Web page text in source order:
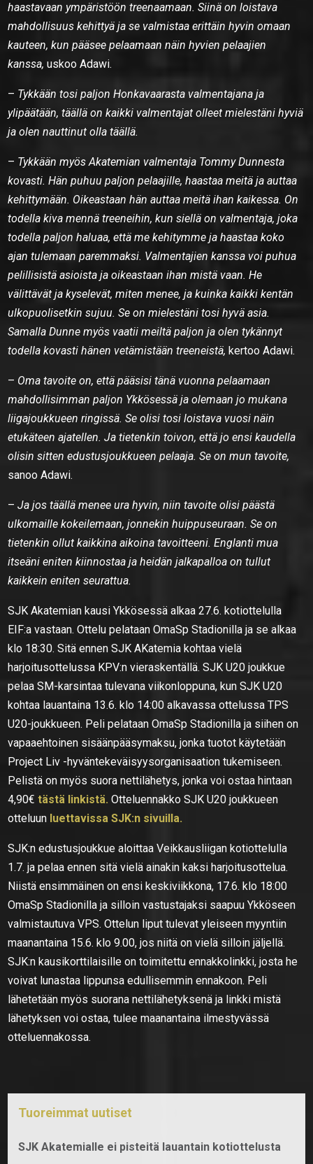
haastavaan ympäristöön treenaamaan. Siinä on loistava
mahdollisuus kehittyä ja se valmistaa erittäin hyvin omaan
kauteen, kun pääsee pelaamaan näin hyvien pelaajien
kanssa, uskoo Adawi.
– Tykkään tosi paljon Honkavaarasta valmentajana ja
ylipäätään, täällä on kaikki valmentajat olleet mielestäni hyviä
ja olen nauttinut olla täällä.
– Tykkään myös Akatemian valmentaja Tommy Dunnesta
kovasti. Hän puhuu paljon pelaajille, haastaa meitä ja auttaa
kehittymään. Oikeastaan hän auttaa meitä ihan kaikessa. On
todella kiva mennä treeneihin, kun siellä on valmentaja, joka
todella paljon haluaa, että me kehitymme ja haastaa koko
ajan tulemaan paremmaksi. Valmentajien kanssa voi puhua
pelillisistä asioista ja oikeastaan ihan mistä vaan. He
välittävät ja kyselevät, miten menee, ja kuinka kaikki kentän
ulkopuolisetkin sujuu. Se on mielestäni tosi hyvä asia.
Samalla Dunne myös vaatii meiltä paljon ja olen tykännyt
todella kovasti hänen vetämistään treeneistä, kertoo Adawi.
– Oma tavoite on, että pääsisi tänä vuonna pelaamaan
mahdollisimman paljon Ykkösessä ja olemaan jo mukana
liigajoukkueen ringissä. Se olisi tosi loistava vuosi näin
etukäteen ajatellen. Ja tietenkin toivon, että jo ensi kaudella
olisin sitten edustusjoukkueen pelaaja. Se on mun tavoite,
sanoo Adawi.
–Ja jos täällä menee ura hyvin, niin tavoite olisi päästä
ulkomaille kokeilemaan, jonnekin huippuseuraan. Se on
tietenkin ollut kaikkina aikoina tavoitteeni. Englanti mua
itseäni eniten kiinnostaa ja heidän jalkapalloa on tullut
kaikkein eniten seurattua.
SJK Akatemian kausi Ykkösessä alkaa 27.6. kotiottelulla
EIF:a vastaan. Ottelu pelataan OmaSp Stadionilla ja se alkaa
klo 18:30. Sitä ennen SJK AKatemia kohtaa vielä
harjoitusottelussa KPV:n vieraskentällä. SJK U20 joukkue
pelaa SM-karsintaa tulevana viikonloppuna, kun SJK U20
kohtaa lauantaina 13.6. klo 14:00 alkavassa ottelussa TPS
U20-joukkueen. Peli pelataan OmaSp Stadionilla ja siihen on
vapaaehtoinen sisäänpääsymaksu, jonka tuotot käytetään
Project Liv -hyväntekeväisyysorganisaation tukemiseen.
Pelistä on myös suora nettilähetys, jonka voi ostaa hintaan
4,90€tästä linkistä. Otteluennakko SJK U20 joukkueen
otteluun luettavissa SJK:n sivuilla.
SJK:n edustusjoukkue aloittaa Veikkausliigan kotiottelulla
1.7. ja pelaa ennen sitä vielä ainakin kaksi harjoitusottelua.
Niistä ensimmäinen on ensi keskiviikkona, 17.6. klo 18:00
OmaSp Stadionilla ja silloin vastustajaksi saapuu Ykköseen
valmistautuva VPS. Ottelun liput tulevat yleiseen myyntiin
maanantaina 15.6. klo 9.00, jos niitä on vielä silloin jäljellä.
SJK:n kausikorttilaisille on toimitettu ennakkolinkki, josta he
voivat lunastaa lippunsa edullisemmin ennakoon. Peli
lähetetään myös suorana nettilähetyksenä ja linkki mistä
lähetyksen voi ostaa, tulee maanantaina ilmestyvässä
otteluennakossa.
Tuoreimmat uutiset
SJK Akatemialle ei pisteitä lauantain kotiottelusta